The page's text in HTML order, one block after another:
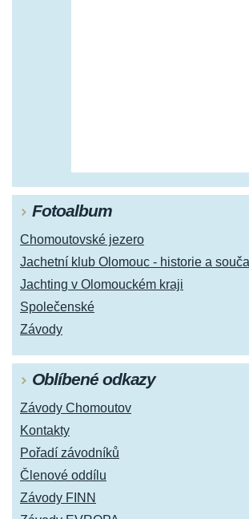
Fotoalbum
Chomoutovské jezero
Jachetní klub Olomouc - historie a
Jachting v Olomouckém kraji
Společenské
Závody
Oblíbené odkazy
Závody Chomoutov
Kontakty
Pořadí závodníků
Členové oddílu
Závody FINN